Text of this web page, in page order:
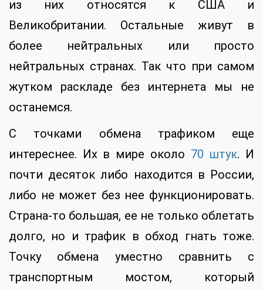
из них относятся к США и
Великобритании. Остальные живут в
более нейтральных или просто
нейтральных странах. Так что при самом
жутком раскладе без интернета мы не
останемся.
С точками обмена трафиком еще
интереснее. Их в мире около 70 штук. И
почти десяток либо находится в России,
либо не может без нее функционировать.
Страна-то большая, ее не только облетать
долго, но и трафик в обход гнать тоже.
Точку обмена уместно сравнить с
транспортным мостом, который